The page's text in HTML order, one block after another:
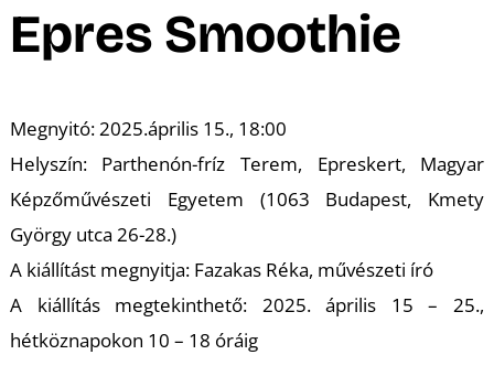
Epres Smoothie
Megnyitó: 2025.április 15., 18:00
Helyszín: Parthenón-fríz Terem, Epreskert, Magyar
Képzőművészeti Egyetem (1063 Budapest, Kmety
György utca 26-28.)
A kiállítást megnyitja: Fazakas Réka, művészeti író
A kiállítás megtekinthető: 2025. április 15 – 25.,
hétköznapokon 10 – 18 óráig